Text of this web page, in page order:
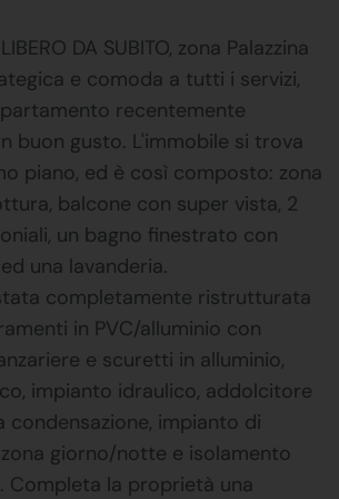
DA SUBITO, zona Palazzina
e comoda a tutti i servizi,
recentemente
buon gusto. L'immobile si trova
piano, ed è così composto: zona
balcone con super vista, 2
un bagno finestrato con
una lavanderia.
completamente ristrutturata
in PVC/alluminio con
e scuretti in alluminio,
impianto idraulico, addolcitore
condensazione, impianto di
giorno/notte e isolamento
Completa la proprietà una